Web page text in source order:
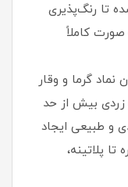
تا رنگ‌پذیری
صورت کاملاً
نماد گرما و وقار
بیش از حد
و طبیعی ایجاد
پلاتینه،